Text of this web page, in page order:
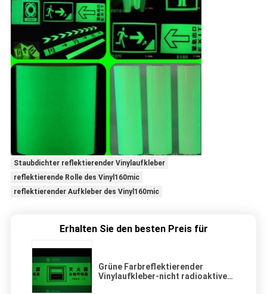
Staubdichter reflektierender Vinylaufkleber
reflektierende Rolle des Vinyl160mic
reflektierender Aufkleber des Vinyl160mic
Erhalten Sie den besten Preis für
Grüne Farbreflektierender
Vinylaufkleber-nicht radioaktiver